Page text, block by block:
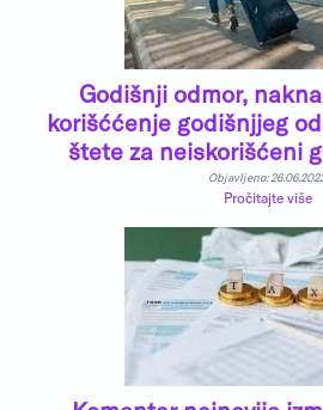
Godišnji odmor,
korišććenje godišnjjeg
štete za neiskorišćeni
Objavljeno:
Pročitajte više